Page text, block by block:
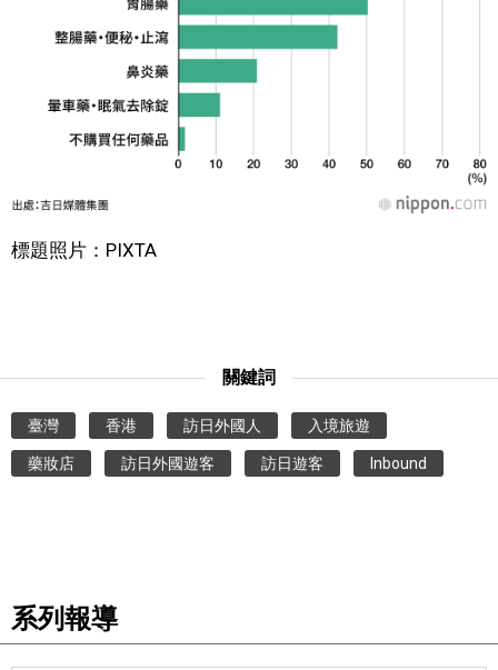
標題照片：PIXTA
關鍵詞
臺灣 香港 訪日外國人 入境旅遊
藥妝店 訪日外國遊客 訪日遊客 Inbound
系列報導